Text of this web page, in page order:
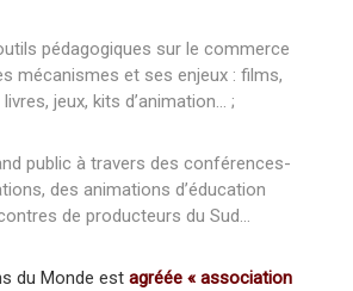
pédagogiques sur le commerce
mécanismes et ses enjeux : films,
jeux, kits d’animation… ;
public à travers des conférences-
des animations d’éducation
de producteurs du Sud…
du Monde estagréée « association